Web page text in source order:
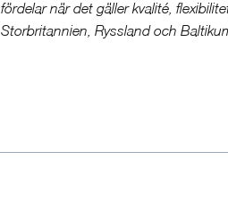
när det gäller kvalité,
Ryssland och